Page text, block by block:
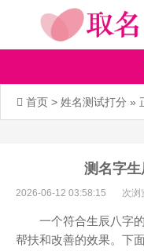
首页 > 姓名测试打分 »
测名字
2026-06-12 03:58:15 次浏
一个符合生辰八字的
帮扶和改善的效果。下